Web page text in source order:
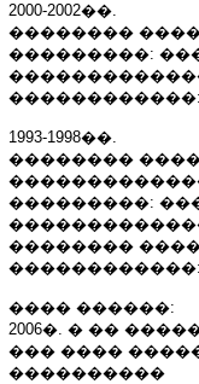
2000-2002��.
��������
���������:
1993-1998��.
��������
���������:
��������
���� ������:
2006�. � ��
��� ���� �����
����������